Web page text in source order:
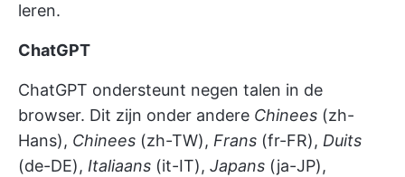
leren.
ChatGPT
ChatGPT ondersteunt negen talen in de
browser. Dit zijn onder andere Chinees (zh-
Hans), Chinees (zh-TW), Frans (fr-FR), Duits
(de-DE), Italiaans (it-IT), Japans (ja-JP),